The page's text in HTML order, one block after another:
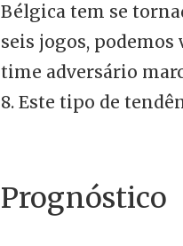
Bélgica tem se
seis jogos, podemos
time adversário
8. Este tipo de
Prognóstico